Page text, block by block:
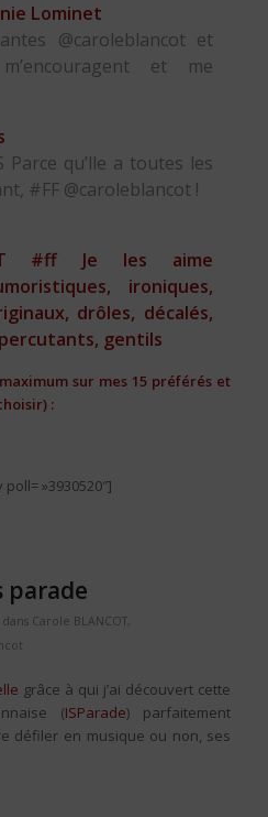
Lominet
@caroleblancot et
et me
Parce qu’lle a toutes les
#FF @caroleblancot !
#ff Je les aime
ironiques,
drôles, décalés,
gentils
sur mes 15 préférés et
:
»3930520″]
parade
dans Carole BLANCOT,
grâce à qui j’ai découvert cette
(ISParade) parfaitement
défiler en musique ou non, ses